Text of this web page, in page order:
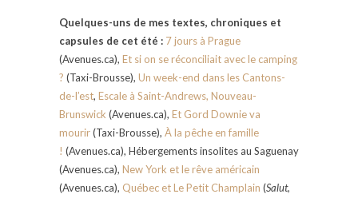
Quelques-uns de mes textes, chroniques et
capsules de cet été : 7 jours à Prague
(Avenues.ca), Et si on se réconciliait avec le camping
? (Taxi-Brousse), Un week-end dans les Cantons-
de-l’est, Escale à Saint-Andrews, Nouveau-
Brunswick (Avenues.ca), Et Gord Downie va
mourir(Taxi-Brousse), À la pêche en famille
! (Avenues.ca), Hébergements insolites au Saguenay
(Avenues.ca), New York et le rêve américain
(Avenues.ca), Québec et Le Petit Champlain (Salut,